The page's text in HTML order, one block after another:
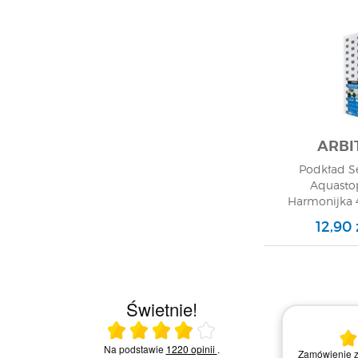
Podkład
Harmonijka
12,90
Świetnie!
Ocena średnia 4 na 5
Na podstawie 1220 opinii .
25.07.2026
Kiedy zdecydowałem się na zakupy w tym
Zamówienie